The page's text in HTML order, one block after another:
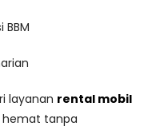
layanan rental mobil
hemat tanpa